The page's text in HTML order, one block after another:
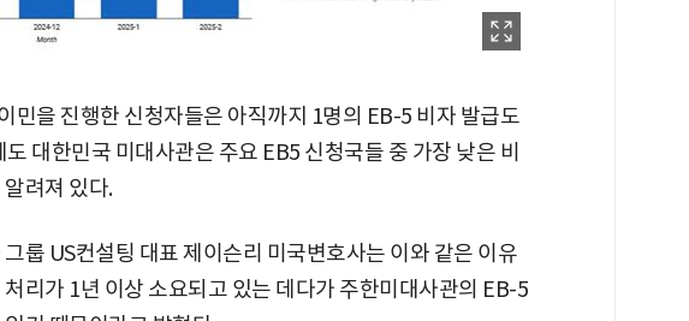
민을 진행한 신청자들은 아직까지 1명의 EB-5 비자 발급도
대한민국 미대사관은 주요 EB5 신청국들 중 가장 낮은 비
려져 있다.
룹 US컨설팅 대표 제이슨리 미국변호사는 이와 같은 이유
리가 1년 이상 소요되고 있는 데다가 주한미대사관의 EB-5